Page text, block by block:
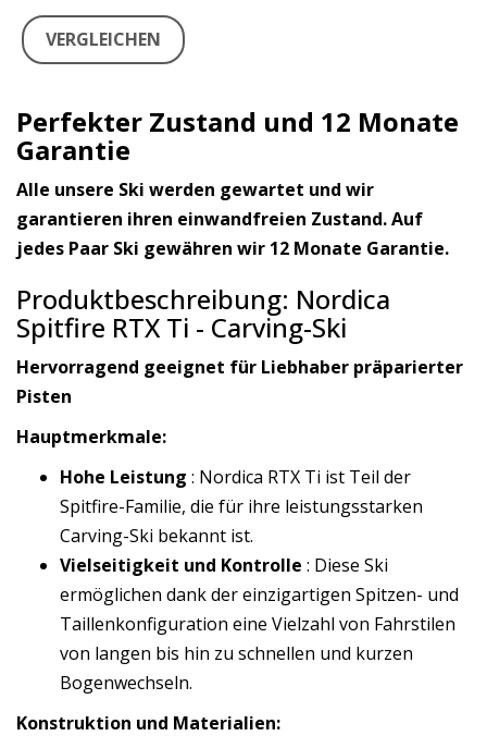
VERGLEICHEN
Perfekter Zustand und 12 Monate
Garantie
Alle unsere Ski werden gewartet und wir
garantieren ihren einwandfreien Zustand. Auf
jedes Paar Ski gewähren wir 12 Monate Garantie.
Produktbeschreibung: Nordica
Spitfire RTX Ti - Carving-Ski
Hervorragend geeignet für Liebhaber präparierter
Pisten
Hauptmerkmale:
Hohe Leistung : Nordica RTX Ti ist Teil der
Spitfire-Familie, die für ihre leistungsstarken
Carving-Ski bekannt ist.
Vielseitigkeit und Kontrolle : Diese Ski
ermöglichen dank der einzigartigen Spitzen- und
Taillenkonfiguration eine Vielzahl von Fahrstilen
von langen bis hin zu schnellen und kurzen
Bogenwechseln.
Konstruktion und Materialien: